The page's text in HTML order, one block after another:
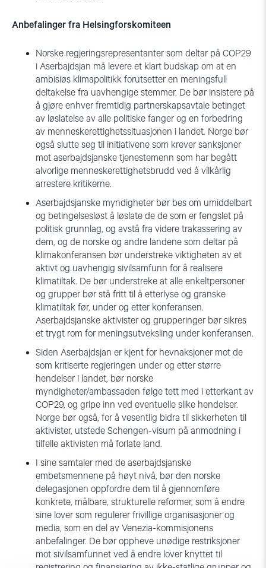
Anbefalinger fra Helsingforskomiteen
Norske regjeringsrepresentanter som deltar på COP29
i Aserbajdsjan må levere et klart budskap om at en
ambisiøs klimapolitikk forutsetter en meningsfull
deltakelse fra uavhengige stemmer. De bør insistere på
å gjøre enhver fremtidig partnerskapsavtale betinget
av løslatelse av alle politiske fanger og en forbedring
av menneskerettighetssituasjonen i landet. Norge bør
også slutte seg til initiativene som krever sanksjoner
mot aserbajdsjanske tjenestemenn som har begått
alvorlige menneskerettighetsbrudd ved å vilkårlig
arrestere kritikerne.
Aserbajdsjanske myndigheter bør bes om umiddelbart
og betingelsesløst å løslate de de som er fengslet på
politisk grunnlag, og avstå fra videre trakassering av
dem, og de norske og andre landene som deltar på
klimakonferansen bør understreke viktigheten av et
aktivt og uavhengig sivilsamfunn for å realisere
klimatiltak. De bør understreke at alle enkeltpersoner
og grupper bør stå fritt til å etterlyse og granske
klimatiltak før, under og etter konferansen.
Aserbajdsjanske aktivister og grupperinger bør sikres
et trygt rom for meningsutveksling under konferansen.
Siden Aserbajdsjan er kjent for hevnaksjoner mot de
som kritiserte regjeringen under og etter større
hendelser i landet, bør norske
myndigheter/ambassaden følge tett med i etterkant av
COP29, og gripe inn ved eventuelle slike hendelser.
Norge bør også, for å vesentlig bidra til sikkerheten til
aktivister, utstede Schengen-visum på anmodning i
tilfelle aktivisten må forlate land.
I sine samtaler med de aserbajdsjanske
embetsmennene på høyt nivå, bør den norske
delegasjonen oppfordre dem til å gjennomføre
konkrete, målbare, strukturelle reformer, som å endre
sine lover som regulerer frivillige organisasjoner og
media, som en del av Venezia-kommisjonens
anbefalinger. De bør oppheve unødige restriksjoner
mot sivilsamfunnet ved å endre lover knyttet til